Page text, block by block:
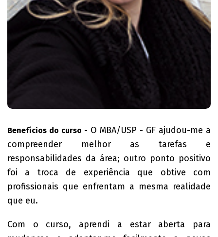
Benefícios do curso - O MBA/USP - GF ajudou-me a
compreender melhor as tarefas e
responsabilidades da área; outro ponto positivo
foi a troca de experiência que obtive com
profissionais que enfrentam a mesma realidade
que eu.
Com o curso, aprendi a estar aberta para